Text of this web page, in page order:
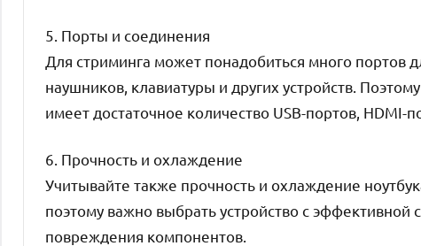
5. Порты и соединения
Для стриминга может понадобиться много
наушников, клавиатуры и других устройств.
имеет достаточное количество USB-портов,
6. Прочность и охлаждение
Учитывайте также прочность и охлаждение
поэтому важно выбрать устройство с
повреждения компонентов.